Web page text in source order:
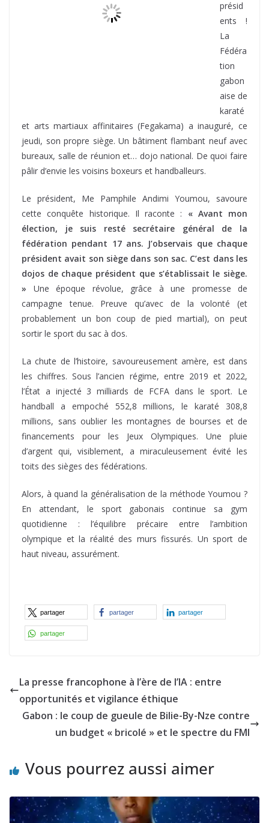
gabon
aise de
karaté
et arts martiaux affinitaires (Fegakama) a inauguré, ce
jeudi, son propre siège. Un bâtiment flambant neuf avec
bureaux, salle de réunion et… dojo national. De quoi faire
Le président, Me Pamphile Andimi Youmou, savoure
cette conquête historique. Il raconte :« Avant mon
élection, je suis resté secrétaire général de la
fédération pendant 17 ans. J’observais que chaque
dojos de chaque président que s’établissait le siège.
»Une époque révolue, grâce à une promesse de
campagne tenue. Preuve qu’avec de la volonté (et
probablement un bon coup de pied martial), on peut
sortir le sport du sac à dos.
La chute de l’histoire, savoureusement amère, est dans
les chiffres. Sous l’ancien régime, entre 2019 et 2022,
l’État a injecté 3 milliards de FCFA dans le sport. Le
handball a empoché 552,8 millions, le karaté 308,8
financements pour les Jeux Olympiques. Une pluie
d’argent qui, visiblement, a miraculeusement évité les
toits des sièges des fédérations.
Alors, à quand la généralisation de la méthode Youmou ?
En attendant, le sport gabonais continue sa gym
quotidienne : l’équilibre précaire entre l’ambition
olympique et la réalité des murs fissurés. Un sport de
partager partager partager
partager
La presse francophone à l’ère de l’IA : entre
opportunités et vigilance éthique
Gabon : le coup de gueule de Bilie-By-Nze contre
Vous pourrez aussi aimer